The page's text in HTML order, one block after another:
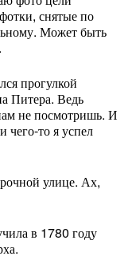
снятые по
Может быть
прогулкой
Питера. Ведь
не посмотришь. И
чего-то я успел
улице. Ах,
в 1780 году